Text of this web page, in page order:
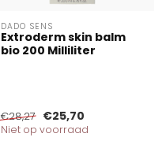
DADO SENS
Extroderm skin balm
bio 200 Milliliter
€28,27 €25,70
Niet op voorraad